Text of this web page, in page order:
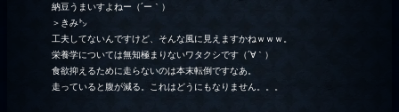
納豆うまいすよねー（´ー｀）
＞きみ㌧
工夫してないんですけど、そんな風に見えますかねｗｗｗ。
栄養学については無知極まりないワタクシです（´∀｀）
食欲抑えるために走らないのは本末転倒ですなあ。
走っていると腹が減る。これはどうにもなりません。。。